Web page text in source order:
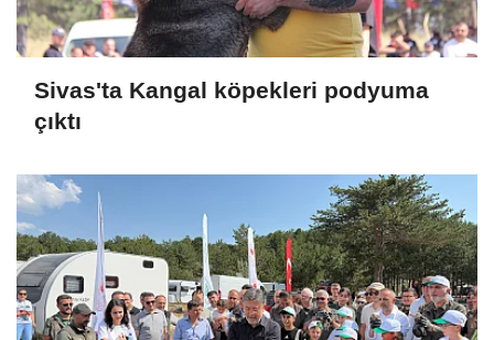
Sivas'ta Kangal köpekleri podyuma
çıktı